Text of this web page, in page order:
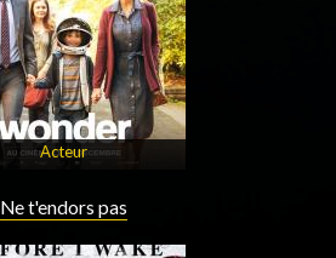
Acteur
Ne t'endors pas